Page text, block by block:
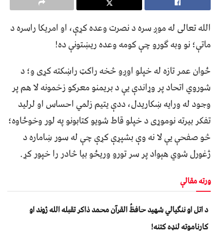
الله تعالی له موږ سره د نصرت وعده کړې، او امریکا راسره د
ماتې؛ نو وبه ګورو چې کومه وعده ریښتونې ده!
ځوان عمر تازه له خپلو اوږو څخه راکټ راښکته کړی و؛ د
شوروي اتحاد پر وړاندې یې د بریمنو معرکو زخمونه لا هم پر
وجود له ورایه ښکاریدل، ددې یتیم زلمي احساس او لرلید
تفکر بیرته نوموړی د خپلو قاط شویو کتابونو په لور وخوځاوه؛
څو صفحې یې لا نه وې بشپړې کړې چې له سور ښاماره د
ژغورل شوي هېواد پر سر تورو وریځو بیا څادر را خپور کړ.
ورته مقالې
د اتل او ننګیالي شهید حافظُ القرآن محمد ذاکر تقبله الله ژوند او
کارناموته لنډه کتنه!